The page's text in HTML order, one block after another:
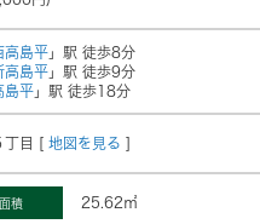
高島平 」駅 徒歩8分
高島平 」駅 徒歩9分
島平 」駅 徒歩18分
丁目 [ 地図を見る ]
面積 25.62㎡